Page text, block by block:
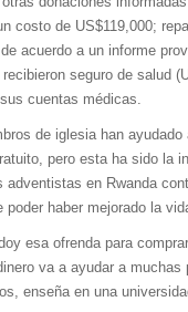
costo de US$119,000;
acuerdo a un informe
recibieron seguro de salud
cuentas médicas.
de iglesia han
pero esta ha sido la
adventistas en Rwanda
poder haber mejorado la
esa ofrenda para
va a ayudar a
enseña en una